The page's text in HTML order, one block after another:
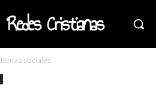
Redes Cristianas
temas sociales